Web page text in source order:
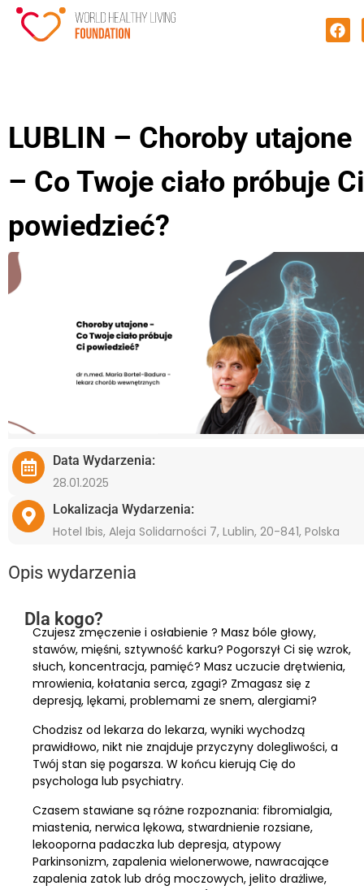
LUBLIN – Choroby utajone
– Co Twoje ciało próbuje Ci
powiedzieć?
Data Wydarzenia:
28.01.2025
Lokalizacja Wydarzenia:
Hotel Ibis, Aleja Solidarności 7, Lublin, 20-841, Polska
Opis wydarzenia
Dla kogo?
Czujesz zmęczenie i osłabienie ? Masz bóle głowy,
stawów, mięśni, sztywność karku? Pogorszył Ci się wzrok,
słuch, koncentracja, pamięć? Masz uczucie drętwienia,
mrowienia, kołatania serca, zgagi? Zmagasz się z
depresją, lękami, problemami ze snem, alergiami?
Chodzisz od lekarza do lekarza, wyniki wychodzą
prawidłowo, nikt nie znajduje przyczyny dolegliwości, a
Twój stan się pogarsza. W końcu kierują Cię do
psychologa lub psychiatry.
Czasem stawiane są różne rozpoznania: fibromialgia,
miastenia, nerwica lękowa, stwardnienie rozsiane,
lekooporna padaczka lub depresja, atypowy
Parkinsonizm, zapalenia wielonerwowe, nawracające
zapalenia zatok lub dróg moczowych, jelito drażliwe,